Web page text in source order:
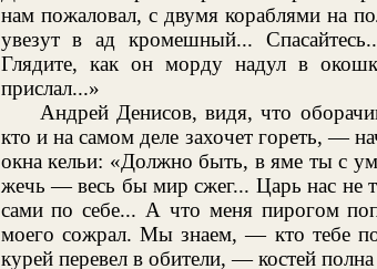
нам пожаловал, с двумя кораблями на
увезут в ад кромешный...
Глядите, как он морду надул в
прислал...»
Андрей Денисов, видя, что
кто и на самом деле захочет гореть, —
окна кельи: «Должно быть, в яме ты с
жечь — весь бы мир сжег... Царь нас не
сами по себе... А что меня пирогом
моего сожрал. Мы знаем, — кто тебе по
курей перевел в обители, — костей